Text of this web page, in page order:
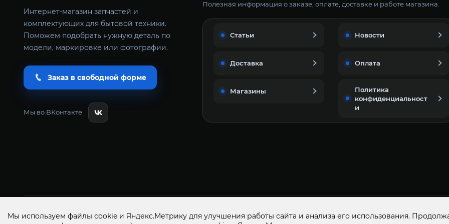
Интернет-магазин запчастей и
комплектующих для бытовой техники.
Поможем подобрать нужную деталь по
модели, маркировке или фотографии.
Заказ в свободной форме
Мы во ВКонтакте
Полезная информация о заказе, оплате, доставке и работе магазина.
Статьи Новости
Доставка Оплата
Магазины
Политика
конфиденциальност
и
Всё Сам+ запчасти и аксессуары для бытовой техники © 2015-2026 ООО «ДОМАШНИЙ МАСТЕР»
Мы используем файлы cookie и Яндекс.Метрику для улучшения работы сайта и анализа его использования.